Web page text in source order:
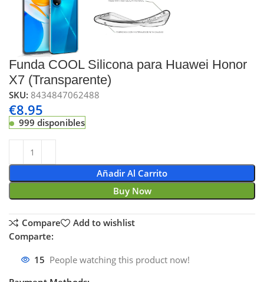
Funda COOL Silicona para Huawei Honor
X7 (Transparente)
SKU:8434847062488
€8.95
999 disponibles
Añadir Al Carrito
Buy Now
Compare
Add to wishlist
Comparte:
15 People watching this product now!